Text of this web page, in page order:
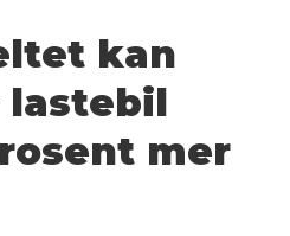
kan
lastebil
mer